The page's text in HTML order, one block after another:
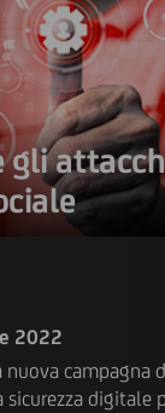
gli
2022
campagna
digitale